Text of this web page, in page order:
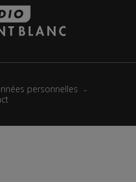
personnelles